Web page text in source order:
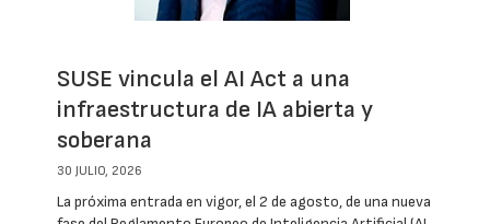
SUSE vincula el AI Act a una
infraestructura de IA abierta y
soberana
30 JULIO, 2026
La próxima entrada en vigor, el 2 de agosto, de una nueva